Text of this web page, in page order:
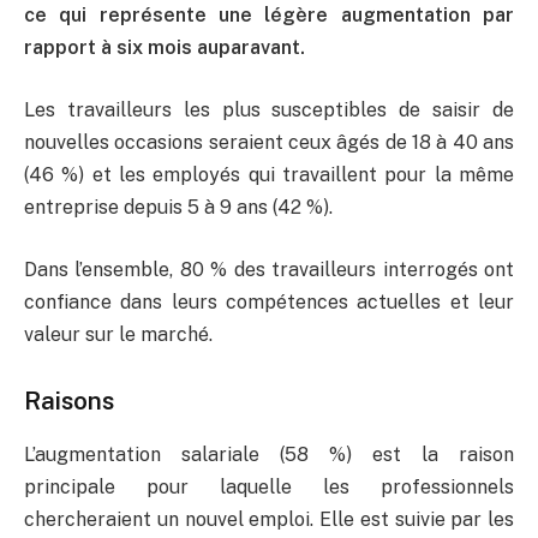
ce qui représente une légère augmentation par
rapport à six mois auparavant.
Les travailleurs les plus susceptibles de saisir de
nouvelles occasions seraient ceux âgés de 18 à 40 ans
(46 %) et les employés qui travaillent pour la même
entreprise depuis 5 à 9 ans (42 %).
Dans l’ensemble, 80 % des travailleurs interrogés ont
confiance dans leurs compétences actuelles et leur
valeur sur le marché.
Raisons
L’augmentation salariale (58 %) est la raison
principale pour laquelle les professionnels
chercheraient un nouvel emploi. Elle est suivie par les